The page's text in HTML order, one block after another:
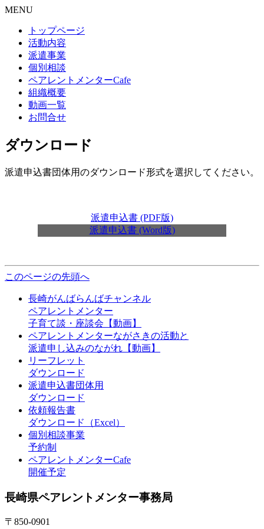
MENU
トップページ
活動内容
派遣事業
個別相談
ペアレントメンターCafe
組織概要
動画一覧
お問合せ
ダウンロード
派遣申込書団体用のダウンロード形式を選択してください。
派遣申込書 (PDF版)
派遣申込書 (Word版)
このページの先頭へ
長崎がんばらんばチャンネル
ペアレントメンター
子育て談・座談会【動画】
ペアレントメンターながさきの活動と
派遣申し込みのながれ【動画】
リーフレット
ダウンロード
派遣申込書団体用
ダウンロード
依頼報告書
ダウンロード（Excel）
個別相談事業
予約制
ペアレントメンターCafe
開催予定
長崎県ペアレントメンター事務局
〒850-0901